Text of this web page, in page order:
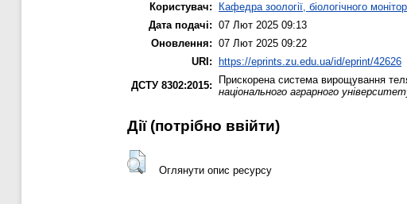
Користувач:
Кафедра зоології, біологічного
Дата подачі: 07 Лют 2025 09:13
Оновлення: 07 Лют 2025 09:22
URI:
https://eprints.zu.edu.ua/id/eprint/42626
ДСТУ 8302:2015:
Прискорена система вирощування
національного аграрного
Дії ​​(потрібно ввійти)
Оглянути опис ресурсу